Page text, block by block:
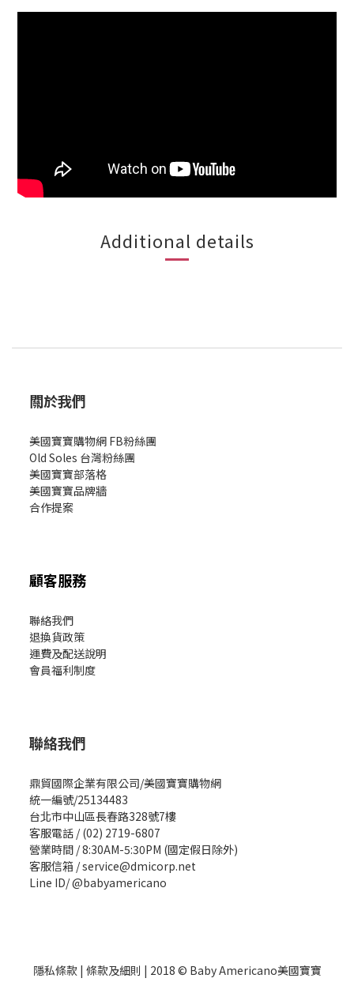
Additional details
關於我們
美國寶寶購物網 FB粉絲團
Old Soles 台灣粉絲團
美國寶寶部落格
美國寶寶品牌牆
合作提案
顧客服務
聯絡我們
退換貨政策
運費及配送說明
會員福利制度
聯絡我們
鼎貿國際企業有限公司/美國寶寶購物網
統一編號/25134483
台北市中山區長春路328號7樓
客服電話 / (02) 2719-6807
營業時間 / 8:30AM-5:30PM (國定假日除外)
客服信箱 / service@dmicorp.net
Line ID/ @babyamericano
隱私條款| 條款及細則 | 2018 © Baby Americano美國寶寶